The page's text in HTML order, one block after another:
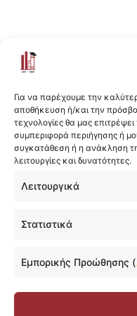
Για να παρέχουμε την
αποθήκευση ή/και την
τεχνολογίες θα μας
συμπεριφορά περιήγησης ή
συγκατάθεση ή η ανάκληση
λειτουργίες και δυνατότητες.
Λειτουργικά
Στατιστικά
Εμπορικής Προώθησης (